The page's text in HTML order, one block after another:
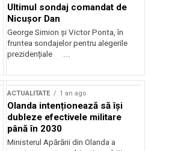
Ultimul sondaj comandat de
Nicușor Dan
George Simion și Victor Ponta, în
fruntea sondajelor pentru alegerile
prezidențiale ...
ACTUALITATE 1 an ago
Olanda intenționează să își
dubleze efectivele militare
până în 2030
Ministerul Apărării din Olanda a